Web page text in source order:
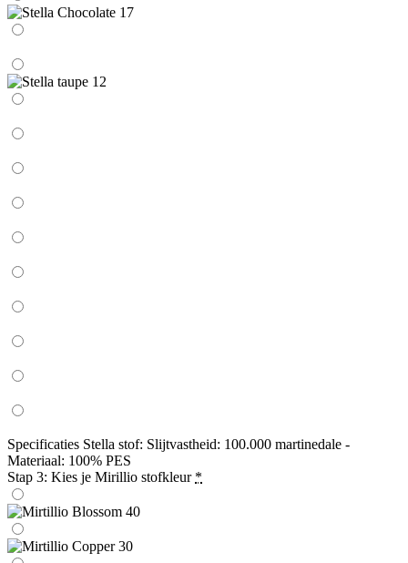
Specificaties Stella stof: Slijtvastheid: 100.000 martinedale -
Materiaal: 100% PES
Stap 3: Kies je Mirillio stofkleur *